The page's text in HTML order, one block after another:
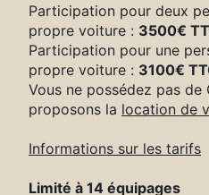
Participation pour deux
propre voiture : 3500€
Participation pour une
propre voiture : 3100€
Vous ne possédez pas de
proposons la location de
Informations sur les tarifs
Limité à 14 équipages